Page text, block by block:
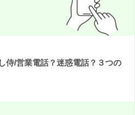
侍/営業電話？迷惑電話？３つの